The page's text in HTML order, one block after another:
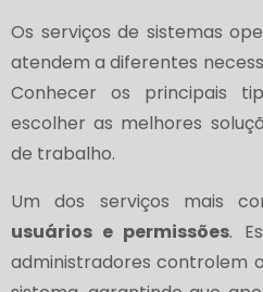
Os serviços de sistemas
atendem a diferentes
Conhecer os principais
escolher as melhores
de trabalho.
Um dos serviços mais
usuários e permissões.
administradores controlem